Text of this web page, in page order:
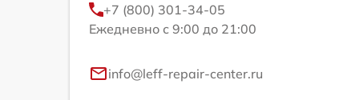
+7 (800) 301-34-05
Ежедневно с 9:00 до 21:00
info@leff-repair-center.ru